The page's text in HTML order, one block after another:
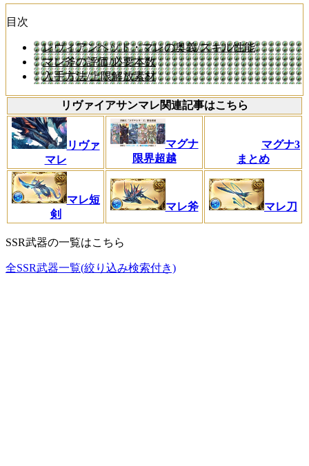
目次
レヴィアンヘッド・マレの奥義/スキル性能
マレ斧の評価/必要本数
入手方法/上限解放素材
リヴァイアサンマレ関連記事はこちら
リヴァ
マレ
マグナ
限界超越
マグナ3
まとめ
マレ短
剣
マレ斧 マレ刀
SSR武器の一覧はこちら
全SSR武器一覧(絞り込み検索付き)